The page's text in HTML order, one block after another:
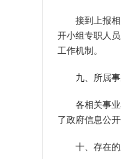
接到上报相
开小组专职人
工作机制。
九、所属事
各相关事业
了政府信息公
十、存在的